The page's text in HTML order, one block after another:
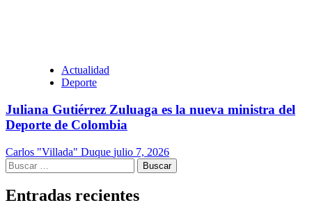
Actualidad
Deporte
Juliana Gutiérrez Zuluaga es la nueva ministra del
Deporte de Colombia
Carlos "Villada" Duque julio 7, 2026
Buscar:
Entradas recientes